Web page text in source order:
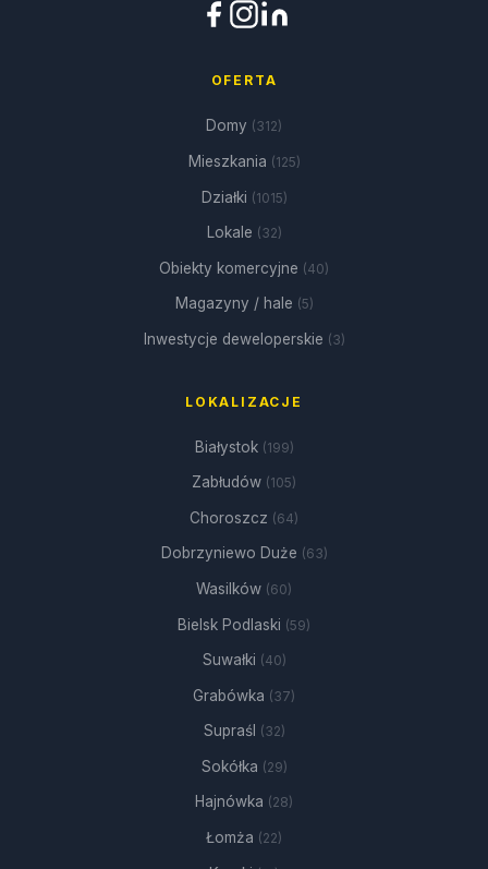
OFERTA
Domy (312)
Mieszkania (125)
Działki (1015)
Lokale (32)
Obiekty komercyjne (40)
Magazyny / hale (5)
Inwestycje deweloperskie (3)
LOKALIZACJE
Białystok (199)
Zabłudów (105)
Choroszcz (64)
Dobrzyniewo Duże (63)
Wasilków (60)
Bielsk Podlaski (59)
Suwałki (40)
Grabówka (37)
Supraśl (32)
Sokółka (29)
Hajnówka (28)
Łomża (22)